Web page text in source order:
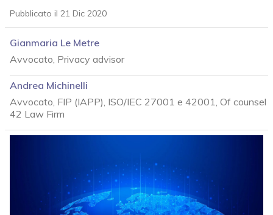
Pubblicato il 21 Dic 2020
Gianmaria Le Metre
Avvocato, Privacy advisor
Andrea Michinelli
Avvocato, FIP (IAPP), ISO/IEC 27001 e 42001, Of counsel
42 Law Firm